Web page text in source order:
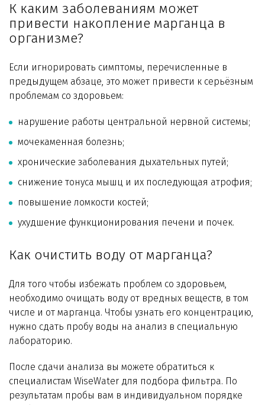
К каким заболеваниям может
привести накопление марганца в
организме?
Если игнорировать симптомы, перечисленные в
предыдущем абзаце, это может привести к серьёзным
проблемам со здоровьем:
нарушение работы центральной нервной системы;
мочекаменная болезнь;
хронические заболевания дыхательных путей;
снижение тонуса мышц и их последующая атрофия;
повышение ломкости костей;
ухудшение функционирования печени и почек.
Как очистить воду от марганца?
Для того чтобы избежать проблем со здоровьем,
необходимо очищать воду от вредных веществ, в том
числе и от марганца. Чтобы узнать его концентрацию,
нужно сдать пробу воды на анализ в специальную
лабораторию.
После сдачи анализа вы можете обратиться к
специалистам WiseWater для подбора фильтра. По
результатам пробы вам в индивидуальном порядке